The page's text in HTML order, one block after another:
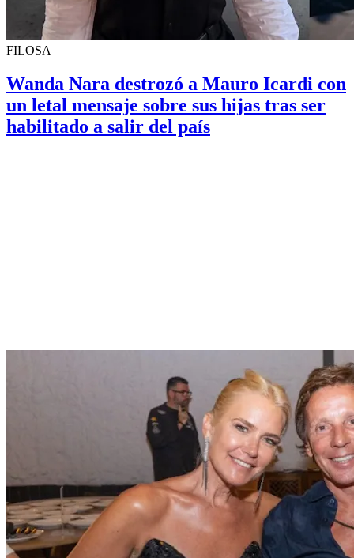
FILOSA
Wanda Nara destrozó a Mauro Icardi con
un letal mensaje sobre sus hijas tras ser
habilitado a salir del país